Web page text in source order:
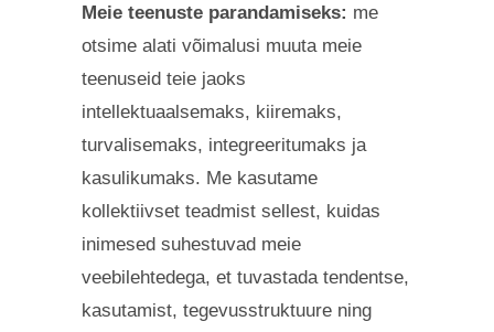
Meie teenuste parandamiseks: me
otsime alati võimalusi muuta meie
teenuseid teie jaoks
intellektuaalsemaks, kiiremaks,
turvalisemaks, integreeritumaks ja
kasulikumaks. Me kasutame
kollektiivset teadmist sellest, kuidas
inimesed suhestuvad meie
veebilehtedega, et tuvastada tendentse,
kasutamist, tegevusstruktuure ning